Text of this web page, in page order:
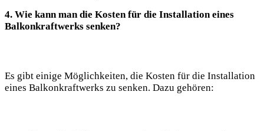
4. Wie kann man die Kosten für die Installation eines
Balkonkraftwerks senken?
Es gibt einige Möglichkeiten, die Kosten für die Installation
eines Balkonkraftwerks zu senken. Dazu gehören: